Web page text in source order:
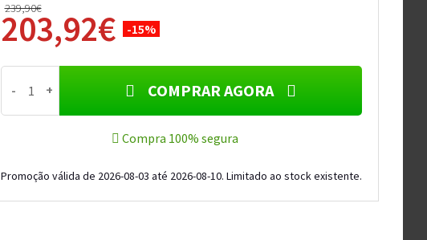
239,90€
203,92€ -15%
- + COMPRAR AGORA
Compra 100% segura
Promoção válida de 2026-08-03 até 2026-08-10. Limitado ao stock existente.